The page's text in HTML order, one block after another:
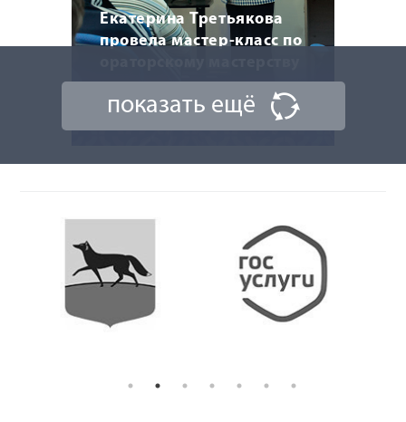
Екатерина Третьякова
провела мастер-класс по
20 марта 2026
показать ещё